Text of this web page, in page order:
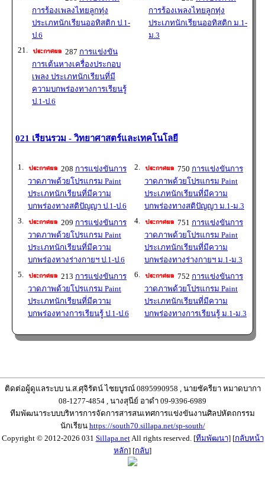
การร้องเพลงไทยลูกทุ่ง
ประเภทนักเรียนออทิสติก ป.1-
ป.6
การร้องเพลงไทยลูกทุ่ง
ประเภทนักเรียนออทิสติก ม.1-
ม.3
21.
287 การแข่งขัน
การเต้นหางเครื่องประกอบ
เพลง ประเภทนักเรียนที่มี
ความบกพร่องทางการเรียนรู้
ป.1-ป.6
021 เรียนรวม - วิทยาศาสตร์และเทคโนโลยี
1. 208 การแข่งขันการ
วาดภาพด้วยโปรแกรม Paint
ประเภทนักเรียนที่มีความ
บกพร่องทางสติปัญญา ป.1-ป.6
2. 750 การแข่งขันการ
วาดภาพด้วยโปรแกรม Paint
ประเภทนักเรียนที่มีความ
บกพร่องทางสติปัญญา ม.1-ม.3
3.
209 การแข่งขันการ
วาดภาพด้วยโปรแกรม Paint
ประเภทนักเรียนที่มีความ
บกพร่องทางร่างกายฯ ป.1-ป.6
4. 751 การแข่งขันการ
วาดภาพด้วยโปรแกรม Paint
ประเภทนักเรียนที่มีความ
บกพร่องทางร่างกายฯ ม.1-ม.3
5.
213 การแข่งขันการ
วาดภาพด้วยโปรแกรม Paint
ประเภทนักเรียนที่มีความ
บกพร่องทางการเรียนรู้ ป.1-ป.6
6. 752 การแข่งขันการ
วาดภาพด้วยโปรแกรม Paint
ประเภทนักเรียนที่มีความ
บกพร่องทางการเรียนรู้ ม.1-ม.3
ติดต่อผู้ดูแลระบบ น.ส.ศุจิรัตน์ ไชยบูรณ์ 0895990958 , นายซัครียา หมาดบากา
08-1277-4854 , นางสุนีย์ อาดำ 09-9396-6989
ทีมพัฒนาระบบบริหารการจัดการสารสนเทศการแข่งขันงานศิลปหัตถกรรม
นักเรียน https://south70.sillapa.net/sp-south/
Copyright © 2012-2026 031 Sillapa.netAll rights reserved. [ทีมพัฒนา] [กลับหน้า
หลัก] [กลับ]